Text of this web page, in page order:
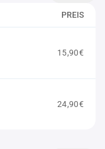
PREIS
15,90€
24,90€